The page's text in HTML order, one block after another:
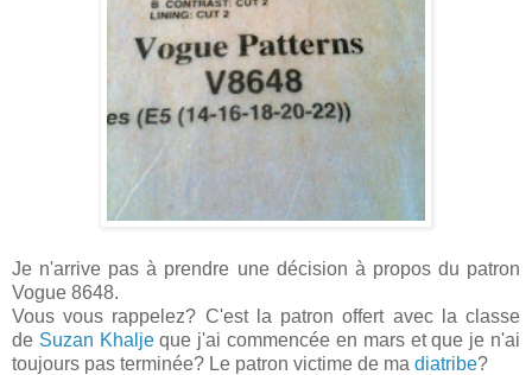
Je n'arrive pas à prendre une décision à propos du patron
Vogue 8648.
Vous vous rappelez? C'est la patron offert avec la classe
de Suzan Khaljeque j'ai commencée en mars et que je n'ai
toujours pas terminée? Le patron victime de ma diatribe?